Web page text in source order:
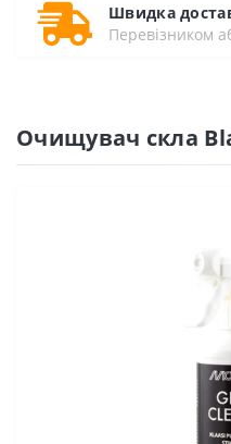
Швидка
Перевізником
Очищувач скла